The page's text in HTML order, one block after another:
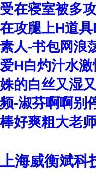
受在寝室被多
在攻腿上H道
素人-书包网浪
爱H白灼汁水
姝的白丝又湿
频-淑芬啊啊别
棒好爽粗大老师
上海威衡斌科